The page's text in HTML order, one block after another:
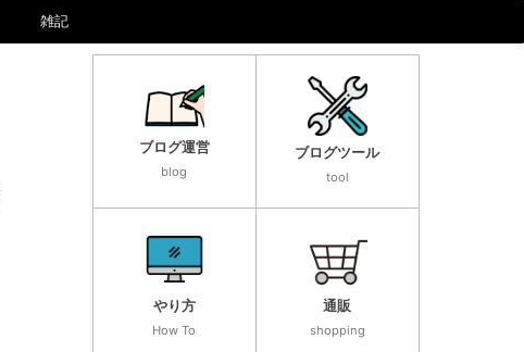
雑記
ブログ運営
blog
ブログツール
tool
やり方
How To
通販
shopping